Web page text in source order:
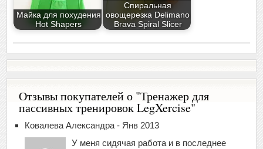
Майка для похудения
Hot Shapers
Спиральная
овощерезка Delimano
Brava Spiral Slicer
Отзывы покупателей о "Тренажер для
пассивных тренировок LegXercise"
Ковалева Александра - Янв 2013
У меня сидячая работа и в последнее